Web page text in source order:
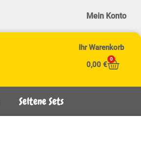
Mein Konto
Ihr Warenkorb
0,00 €
0
Seltene Sets